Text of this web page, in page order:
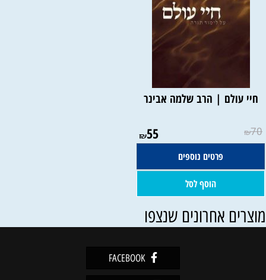
חיי עולם | הרב שלמה אבינר
₪70
₪55
פרטים נוספים
הוסף לסל
אחרונים שנצפו
FACEBOOK